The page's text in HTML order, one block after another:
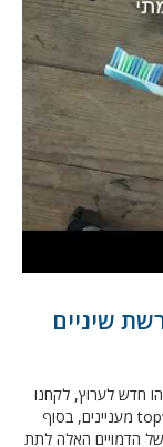
שיניים
חדש לערוץ, לקחנו
מברשת שיניים ישנה והפכנו אותה לשני דמויי topwater מעניינים, בסוף
הדמויים האלה לתת